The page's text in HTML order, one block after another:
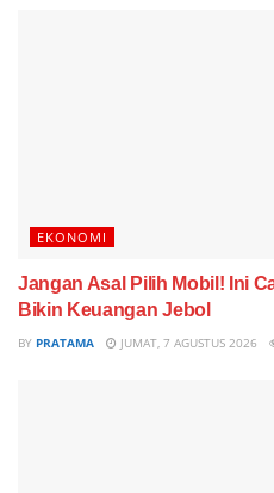
EKONOMI
Jangan Asal Pilih Mobil! Ini
Bikin Keuangan Jebol
BY PRATAMA JUMAT, 7 AGUSTUS 2026